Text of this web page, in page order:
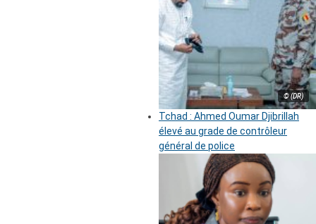
© (DR)
Tchad : Ahmed Oumar Djibrillah
élevé au grade de contrôleur
général de police